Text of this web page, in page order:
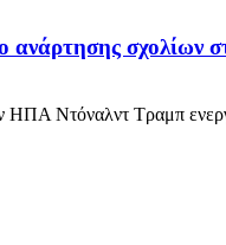
ανάρτησης σχολίων
Τραμπ